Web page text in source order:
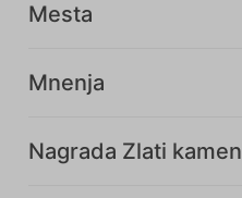
Mesta
Mnenja
Nagrada Zlati kamen